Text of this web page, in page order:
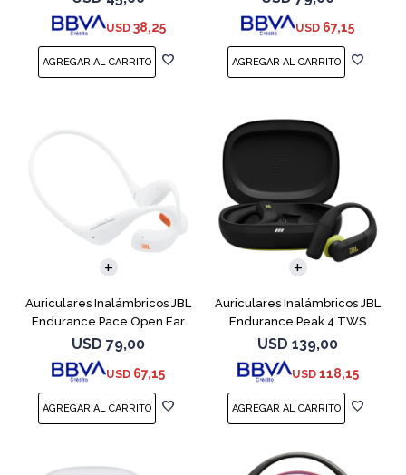
USD 38,25 USD 67,15
Auriculares Inalámbricos JBL
Endurance Pace Open Ear
Blanco
USD 79,00
USD 67,15
Auriculares Inalámbricos JBL
Endurance Peak 4 TWS
Negro
USD 139,00
USD 118,15